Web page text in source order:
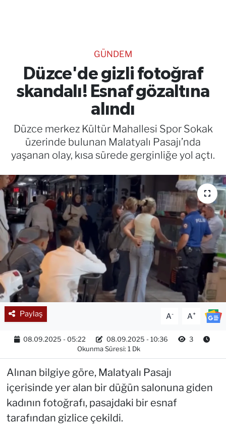
GÜNDEM
Düzce'de gizli fotoğraf
skandalı! Esnaf gözaltına
alındı
Düzce merkez Kültür Mahallesi Spor Sokak
üzerinde bulunan Malatyalı Pasajı’nda
yaşanan olay, kısa sürede gerginliğe yol açtı.
Paylaş A- A+
08.09.2025 - 05:22 08.09.2025 - 10:36
3
Okunma Süresi: 1 Dk
Alınan bilgiye göre, Malatyalı Pasajı
içerisinde yer alan bir düğün salonuna giden
kadının fotoğrafı, pasajdaki bir esnaf
tarafından gizlice çekildi.
RESMİ İLANLAR
Gencsesfm Canlı Dinle